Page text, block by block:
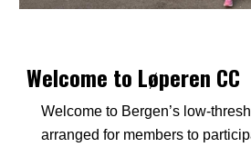
Welcome to Løperen CC
Welcome to Bergen’s low-
arranged for members to